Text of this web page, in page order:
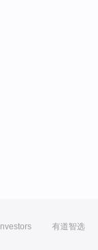
Investors 有道智选